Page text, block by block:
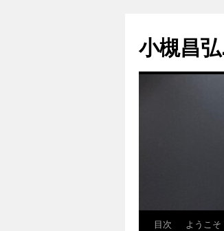
テ
ン
小槻昌
目次 ようこそ